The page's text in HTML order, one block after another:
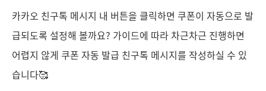
카카오 친구톡 메시지 내 버튼을 클릭하면 쿠폰이 자동으로 발
급되도록 설정해 볼까요? 가이드에 따라 차근차근 진행하면
어렵지 않게 쿠폰 자동 발급 친구톡 메시지를 작성하실 수 있
습니다🥰